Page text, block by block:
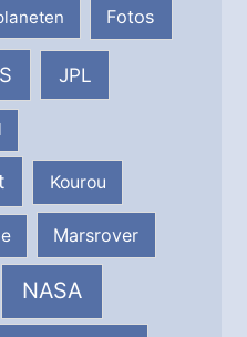
Fotos
JPL
Kourou
Marsrover
NASA